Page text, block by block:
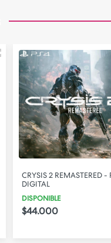
CRYSIS 2 REMASTERED -
DIGITAL
DISPONIBLE
$44.000